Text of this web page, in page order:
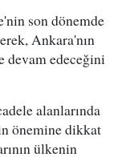
son dönemde
Ankara'nın
devam edeceğini
alanlarında
önemine dikkat
ülkenin